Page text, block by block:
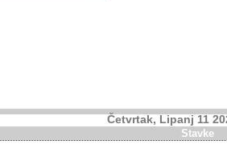
Četvrtak, Lipanj 11
Stavke